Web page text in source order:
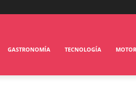
GASTRONOMÍA TECNOLOGÍA MOTOR